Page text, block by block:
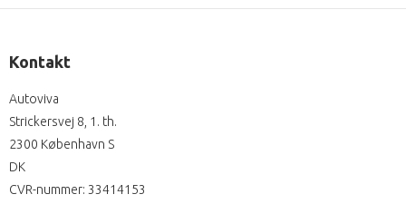
Kontakt
Autoviva
Strickersvej 8, 1. th.
2300 København S
DK
CVR-nummer: 33414153